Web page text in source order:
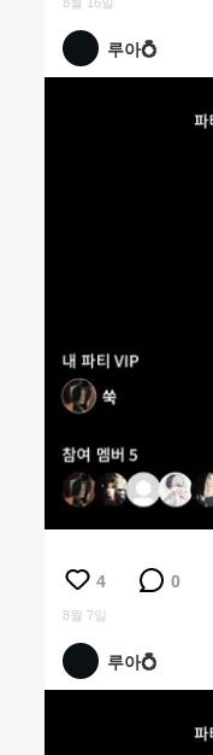
루아💍
4 0
8월 7일
루아💍